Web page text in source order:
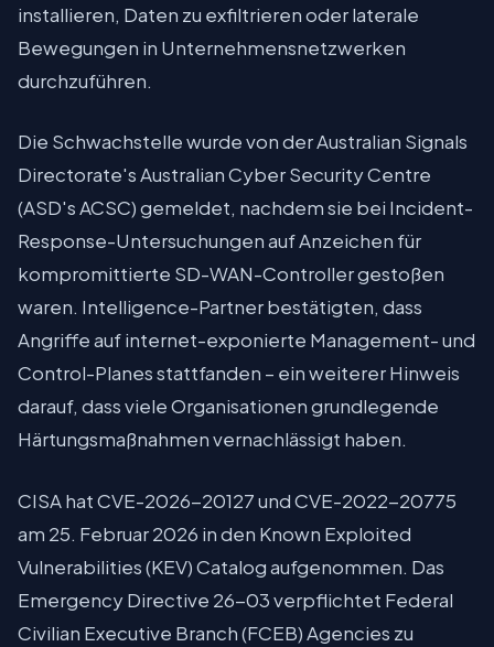
installieren, Daten zu exfiltrieren oder laterale
Bewegungen in Unternehmensnetzwerken
durchzuführen.
Die Schwachstelle wurde von der Australian Signals
Directorate's Australian Cyber Security Centre
(ASD's ACSC) gemeldet, nachdem sie bei Incident-
Response-Untersuchungen auf Anzeichen für
kompromittierte SD-WAN-Controller gestoßen
waren. Intelligence-Partner bestätigten, dass
Angriffe auf internet-exponierte Management- und
Control-Planes stattfanden – ein weiterer Hinweis
darauf, dass viele Organisationen grundlegende
Härtungsmaßnahmen vernachlässigt haben.
CISA hat CVE-2026-20127 und CVE-2022-20775
am 25. Februar 2026 in den Known Exploited
Vulnerabilities (KEV) Catalog aufgenommen. Das
Emergency Directive 26-03 verpflichtet Federal
Civilian Executive Branch (FCEB) Agencies zu